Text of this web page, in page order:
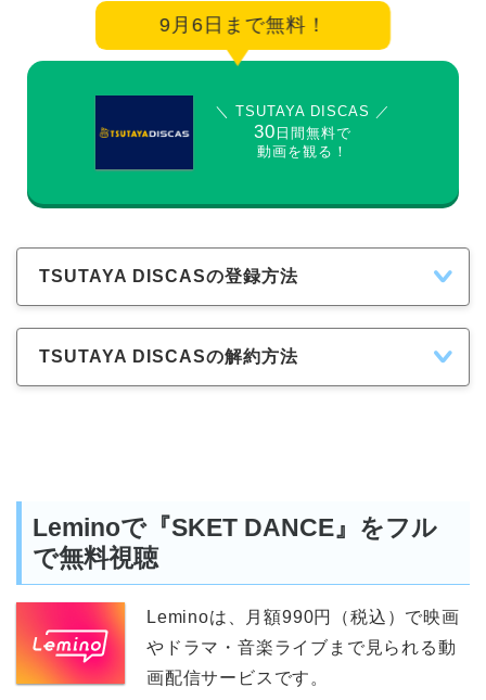
9月6日まで無料！
＼ TSUTAYA DISCAS ／
30 日間無料で
動画を観る！
TSUTAYA DISCASの登録方法
TSUTAYA DISCASの解約方法
Leminoで『SKET DANCE』をフル
で無料視聴
Leminoは、月額990円（税込）で映画
やドラマ・音楽ライブまで見られる動
画配信サービスです。